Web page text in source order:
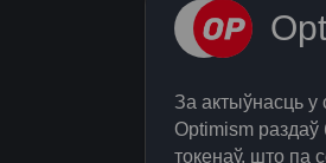
За актыўнасць у
Optimism раздаў
токенаў, што па
of the biggest web3